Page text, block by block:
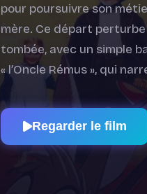
pour poursuivre son
mère. Ce départ perturbe
tombée, avec un simple
« l’Oncle Rémus », qui
Regarder le film